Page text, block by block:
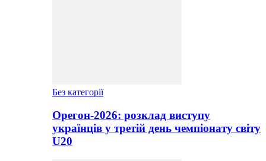
Без категорії
Орегон-2026: розклад виступу
українців у третій день чемпіонату світу
U20